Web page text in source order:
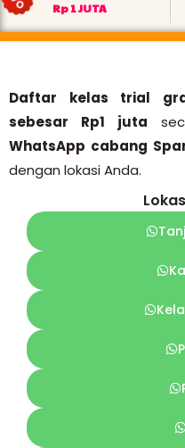
Rp 1 JUTA
Daftar kelas trial
sebesar Rp1 juta
WhatsApp cabang
dengan lokasi Anda.